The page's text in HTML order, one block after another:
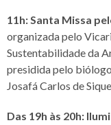
11h: Santa Missa
organizada pelo
Sustentabilidade da
presidida pelo
Josafá Carlos de
Das 19h às 20h: